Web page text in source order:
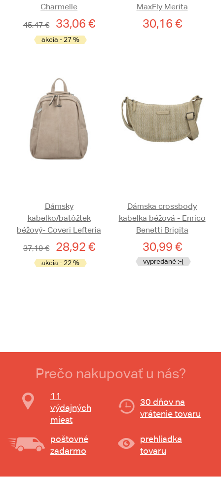
Charmelle
45,47 €
33,06 €
akcia - 27 %
MaxFly Merita
30,16 €
Dámsky
kabelko/batôžtek
béžový- Coveri Lefteria
37,19 €
28,92 €
akcia - 22 %
Dámska crossbody
kabelka béžová - Enrico
Benetti Brigita
30,99 €
vypredané :-(
Prečo nakupovať u nás?
11
výdajných
miest
30 dňov na
vrátenie tovaru
poštovné
zadarmo
prehliadka
tovaru